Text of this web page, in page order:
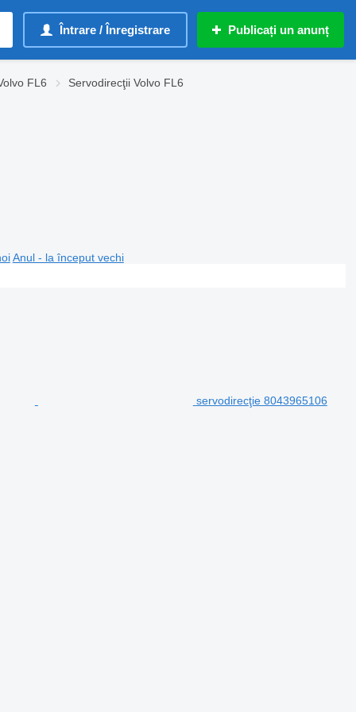
Întrare / Înregistrare Publicați un anunț
FL6 Servodirecţii Volvo FL6
Anul - la început vechi
servodirecţie 8043965106